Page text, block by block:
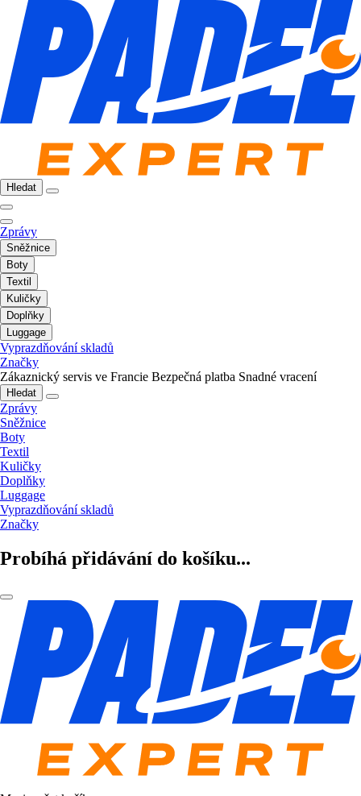
Hledat
Zprávy
Sněžnice
Boty
Textil
Kuličky
Doplňky
Luggage
Vyprazdňování skladů
Značky
Zákaznický servis ve Francie Bezpečná platba Snadné vracení
Hledat
Zprávy
Sněžnice
Boty
Textil
Kuličky
Doplňky
Luggage
Vyprazdňování skladů
Značky
Probíhá přidávání do košíku...